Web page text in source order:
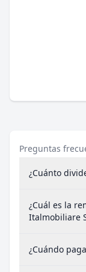
Preguntas
¿Cuánto
¿Cuál es la
Italmobiliare
¿Cuándo